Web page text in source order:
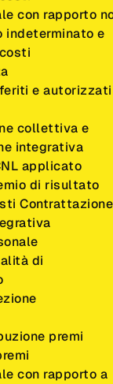
con rapporto
indeterminato e
e
collettiva e
integrativa
applicato
di risultato
Contrattazione
di
premi
con rapporto a